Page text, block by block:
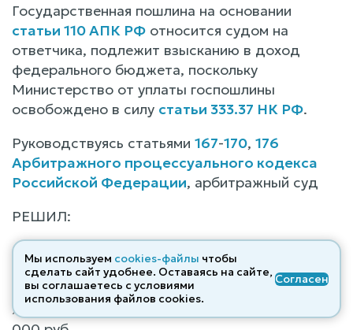
Государственная пошлина на основании
статьи 110 АПК РФ относится судом на
ответчика, подлежит взысканию в доход
федерального бюджета, поскольку
Министерство от уплаты госпошлины
освобождено в силу статьи 333.37 НК РФ.
Руководствуясь статьями 167-170, 176
Арбитражного процессуального кодекса
Российской Федерации, арбитражный суд
РЕШИЛ:
Взыскать с общества с ограниченной
ответственностью «Тумнинский прииск» (ОГРН
<***>, ИНН <***>) в доход бюджета
Хабаровского края неустойку в размере 177
Мы используем cookies-файлы чтобы
сделать сайт удобнее. Оставаясь на сайте,
вы соглашаетесь с условиями
использования файлов cооkies.
Согласен